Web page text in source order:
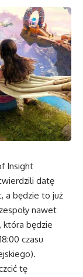
Insight
datę
a będzie to już
nawet
która będzie
czasu
tę